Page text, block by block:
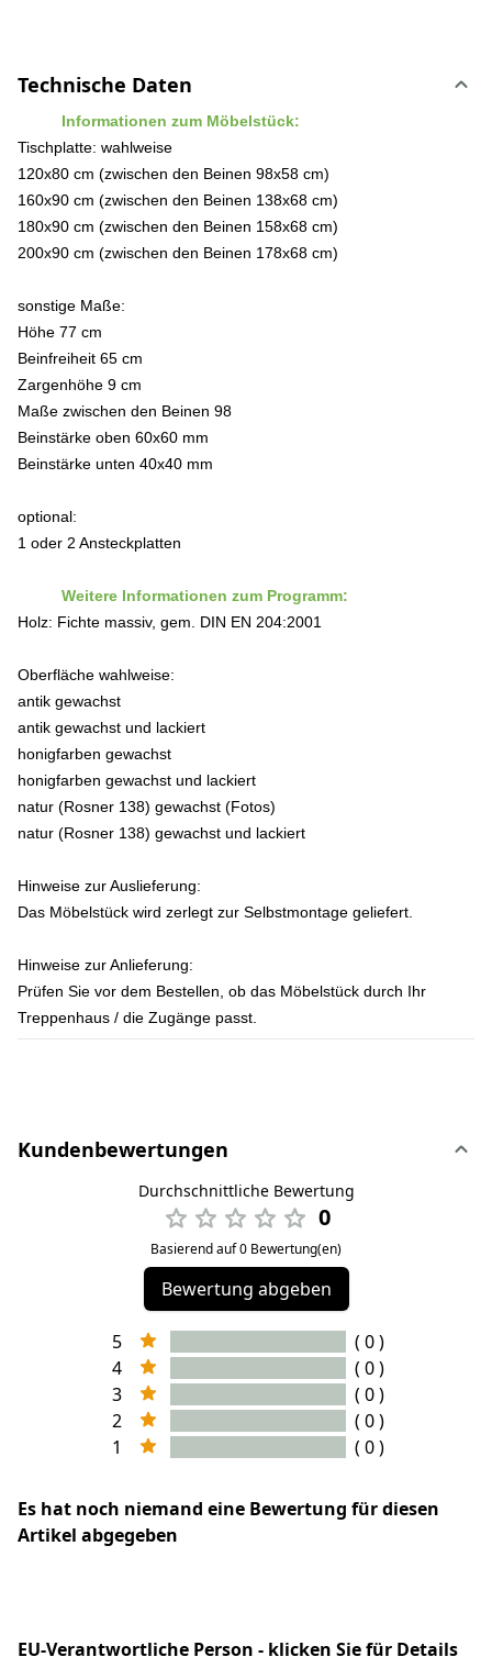
Technische Daten
Informationen zum Möbelstück:
Tischplatte: wahlweise
120x80 cm (zwischen den Beinen 98x58 cm)
160x90 cm (zwischen den Beinen 138x68 cm)
180x90 cm (zwischen den Beinen 158x68 cm)
200x90 cm (zwischen den Beinen 178x68 cm)
sonstige Maße:
Höhe 77 cm
Beinfreiheit 65 cm
Zargenhöhe 9 cm
Maße zwischen den Beinen 98
Beinstärke oben 60x60 mm
Beinstärke unten 40x40 mm
optional:
1 oder 2 Ansteckplatten
Weitere Informationen zum Programm:
Holz: Fichte massiv, gem. DIN EN 204:2001
Oberfläche wahlweise:
antik gewachst
antik gewachst und lackiert
honigfarben gewachst
honigfarben gewachst und lackiert
natur (Rosner 138) gewachst (Fotos)
natur (Rosner 138) gewachst und lackiert
Hinweise zur Auslieferung:
Das Möbelstück wird zerlegt zur Selbstmontage geliefert.
Hinweise zur Anlieferung:
Prüfen Sie vor dem Bestellen, ob das Möbelstück durch Ihr
Treppenhaus / die Zugänge passt.
Kundenbewertungen
Durchschnittliche Bewertung
0
Basierend auf 0 Bewertung(en)
Bewertung abgeben
5
( 0 )
4
( 0 )
3
( 0 )
2
( 0 )
1
( 0 )
Es hat noch niemand eine Bewertung für diesen
Artikel abgegeben
EU-Verantwortliche Person - klicken Sie für Details